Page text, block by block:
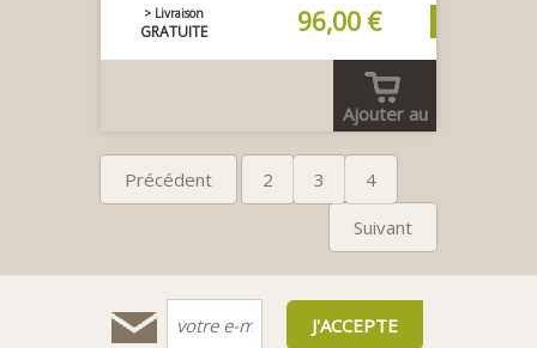
> Livraison
GRATUITE 96,00 €
Ajouter au
panier
Précédent
2 3
4
Suivant